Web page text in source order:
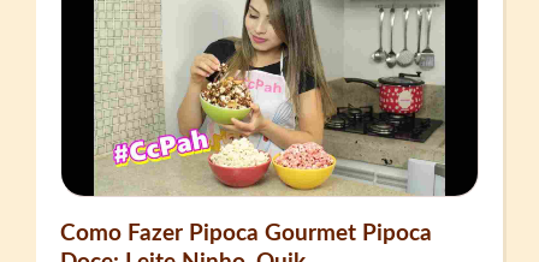
Como Fazer Pipoca Gourmet Pipoca